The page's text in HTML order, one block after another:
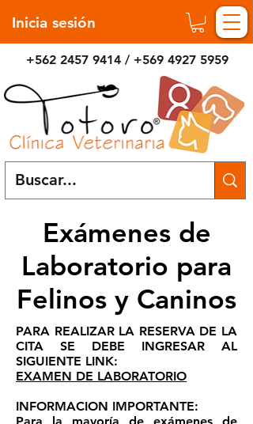
Inicia sesión
+562 2457 9414 / +569 4927 5959
Exámenes de
Laboratorio para
Felinos y Caninos
PARA REALIZAR LA RESERVA DE LA
CITA SE DEBE INGRESAR AL
SIGUIENTE LINK:
EXAMEN DE LABORATORIO
INFORMACION IMPORTANTE: